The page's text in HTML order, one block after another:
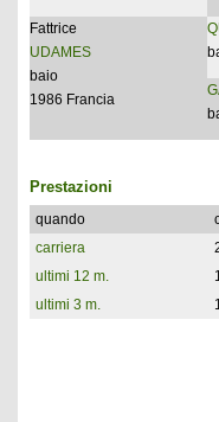
Fattrice
UDAMES
baio
1986 Francia
Prestazioni
quando
carriera
ultimi 12 m.
ultimi 3 m.